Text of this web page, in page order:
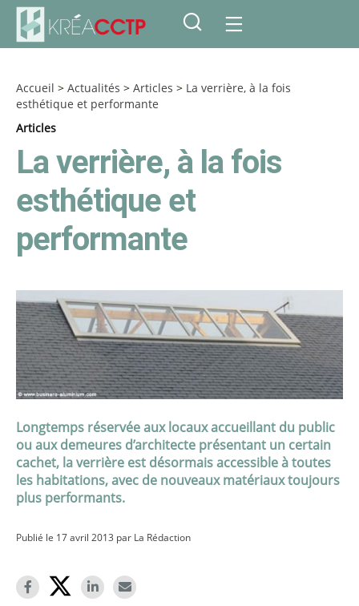
Accueil > Actualités > Articles > La verrière, à la fois
esthétique et performante
Articles
La verrière, à la fois
esthétique et
performante
Longtemps réservée aux locaux accueillant du public
ou aux demeures d’architecte présentant un certain
cachet, la verrière est désormais accessible à toutes
les habitations, avec de nouveaux matériaux toujours
plus performants.
Publié le 17 avril 2013 par La Rédaction